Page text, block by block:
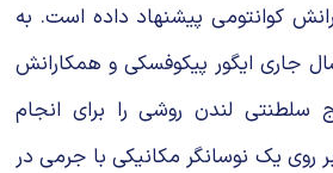
کوانتومی پیشنهاد داده است. به
جاری ایگور پیکوفسکی و همکارانش
سلطنتی لندن روشی را برای انجام
روی یک نوسانگر مکانیکی با جرمی در